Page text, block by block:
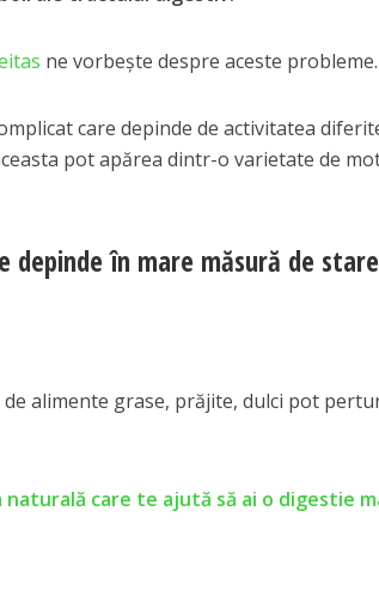
ne vorbește despre aceste probleme.
care depinde de activitatea
pot apărea dintr-o varietate de
depinde în mare măsură de
alimente grase, prăjite, dulci pot
naturală care te ajută să ai o digestie